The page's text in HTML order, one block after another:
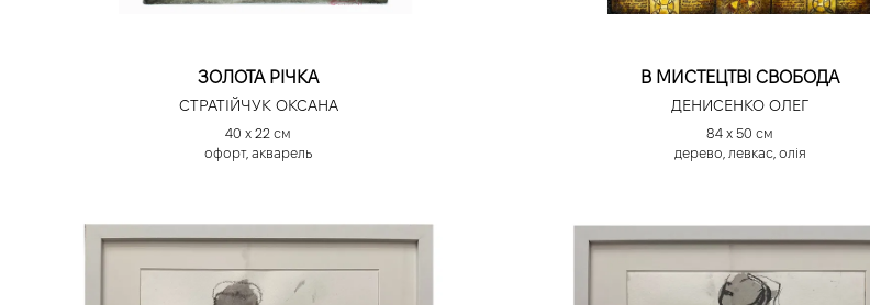
ЗОЛОТА РІЧКА
СТРАТІЙЧУК ОКСАНА
40 х 22 см
офорт, акварель
В МИСТЕЦТВІ СВОБОДА
ДЕНИСЕНКО ОЛЕГ
84 х 50 см
дерево, левкас, олія